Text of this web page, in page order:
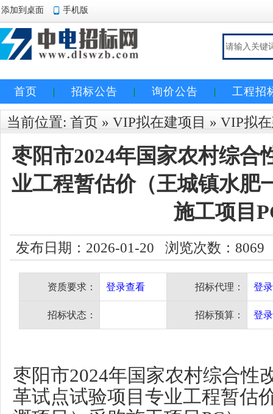
添加到桌面 手机版
首页 招标公告 询价公告 工程招
当前位置: 首页 » VIP拟在建项目 » VIP拟
枣阳市2024年国家农村综合
业工程暂估价（王城镇水肥
施工项目
发布日期：2026-01-20 浏览次数： 8069
资质要求： 登录查看 招标代理： 登
招标状态： 招标预算： 登
枣阳市2024年国家农村综合性
革试点试验项目专业工程暂估